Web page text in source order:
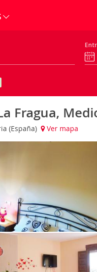
Fragua,
(España) Ver mapa